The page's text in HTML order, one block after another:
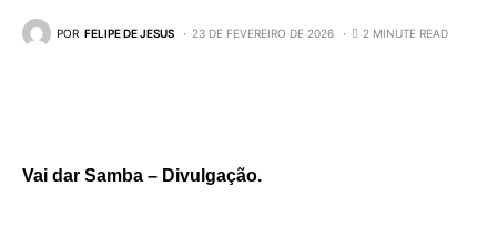
POR FELIPE DE JESUS 23 DE FEVEREIRO DE 2026 2 MINUTE READ
Vai dar Samba – Divulgação.